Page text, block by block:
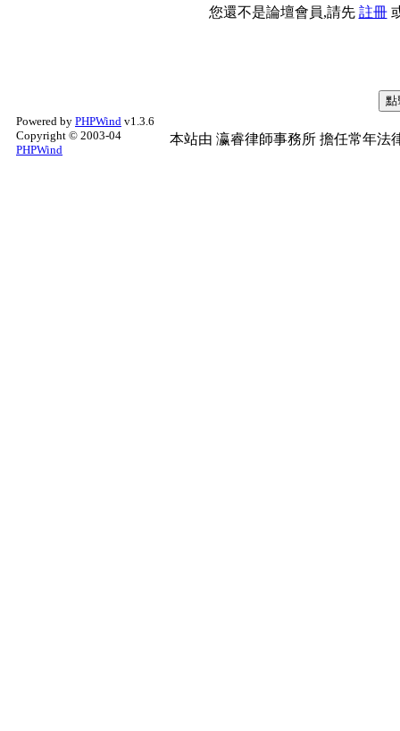
您還不是論壇會員,請先 註冊
Powered by PHPWind v1.3.6
Copyright © 2003-04
PHPWind
本站由 瀛睿律師事務所 擔任常年法